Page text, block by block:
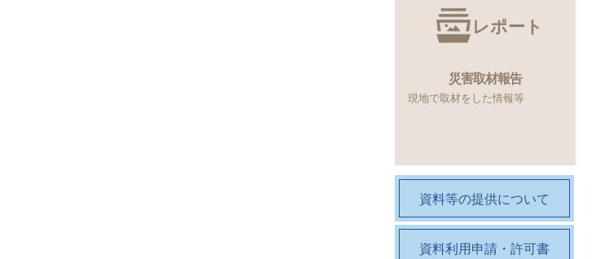
レポート
災害取材報告
現地で取材をした情報等
資料等の提供について
資料利用申請・許可書